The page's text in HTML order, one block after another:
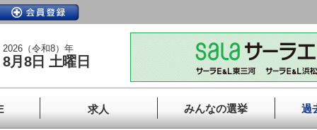
2026（令和8）年
8月8日 土曜日
求人 みんなの選挙 過